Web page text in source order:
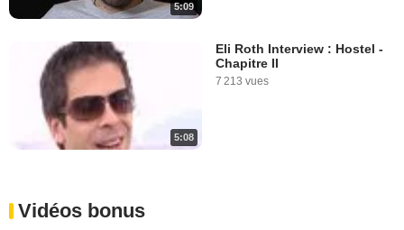
5:09
5:08
Eli Roth Interview : Hostel -
Chapitre II
7 213 vues
Vidéos bonus